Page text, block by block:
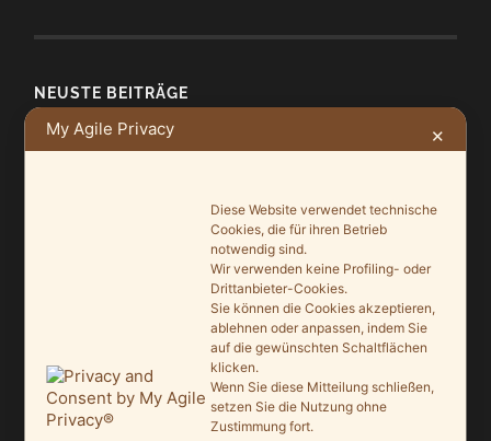
NEUSTE BEITRÄGE
Ein Leuchtturmprojekt für mehr Artenvielfalt
Saisonauftakt nach Maß im Grönegau-Museum
Melle punktet beim „Tag des offenen Denkmals“
Ein Schaufenster der Denkmalpflege
7. September 2025
Mit vergrößertem Führungsteam in die Zukunft
My Agile Privacy ✕
Diese Website verwendet technische
Cookies, die für ihren Betrieb
notwendig sind.
Wir verwenden keine Profiling- oder
Drittanbieter-Cookies.
Sie können die Cookies akzeptieren,
ablehnen oder anpassen, indem Sie
auf die gewünschten Schaltflächen
klicken.
Wenn Sie diese Mitteilung schließen,
setzen Sie die Nutzung ohne
Zustimmung fort.